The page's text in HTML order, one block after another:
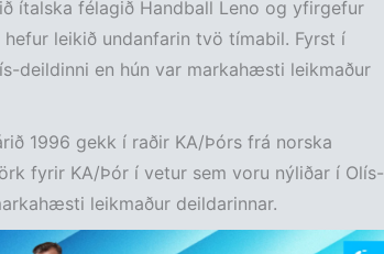
ítalska félagið Handball Leno og yfirgefur
leikið undanfarin tvö tímabil. Fyrst í
deildinni en hún var markahæsti leikmaður
1996 gekk í raðir KA/Þórs frá norska
fyrir KA/Þór í vetur sem voru nýliðar í Olís-
leikmaður deildarinnar.